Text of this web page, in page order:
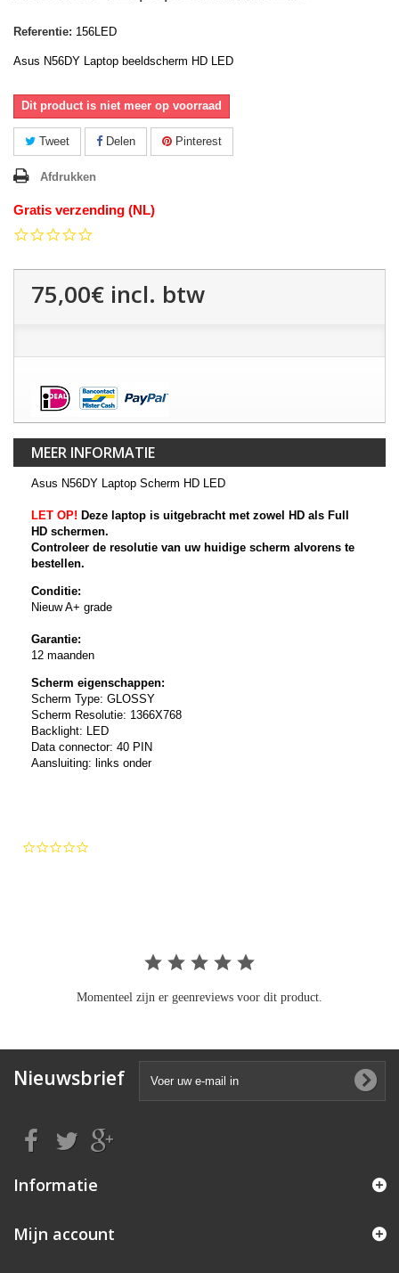
Referentie: 156LED
Asus N56DY Laptop beeldscherm HD LED
Dit product is niet meer op voorraad
Tweet Delen Pinterest
Afdrukken
Gratis verzending (NL)
75,00€ incl. btw
MEER INFORMATIE
Asus N56DY Laptop Scherm HD LED
LET OP! Deze laptop is uitgebracht met zowel HD als Full
HD schermen.
Controleer de resolutie van uw huidige scherm alvorens te
bestellen.
Conditie:
Nieuw A+ grade
Garantie:
12 maanden
Scherm eigenschappen:
Scherm Type: GLOSSY
Scherm Resolutie: 1366X768
Backlight: LED
Data connector: 40 PIN
Aansluiting: links onder
Momenteel zijn er geenreviews voor dit product.
Nieuwsbrief
Informatie
Mijn account